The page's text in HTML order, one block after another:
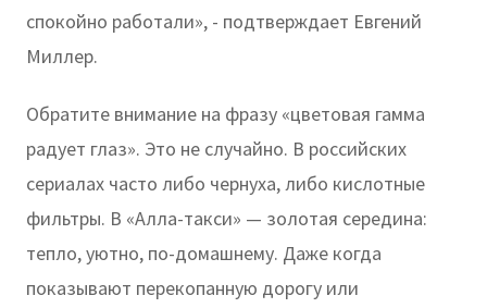
спокойно работали», - подтверждает Евгений
Миллер.
Обратите внимание на фразу «цветовая гамма
радует глаз». Это не случайно. В российских
сериалах часто либо чернуха, либо кислотные
фильтры. В «Алла-такси» — золотая середина:
тепло, уютно, по-домашнему. Даже когда
показывают перекопанную дорогу или